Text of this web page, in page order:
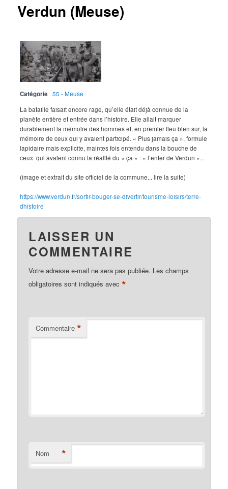
Verdun (Meuse)
Catégorie
55 - Meuse
La bataille faisait encore rage, qu’elle était déjà connue de la
planète entière et entrée dans l’histoire. Elle allait marquer
durablement la mémoire des hommes et, en premier lieu bien sûr, la
mémoire de ceux qui y avaient participé. « Plus jamais ça », formule
lapidaire mais explicite, maintes fois entendu dans la bouche de
ceux qui avaient connu la réalité du « ça » : « l’enfer de Verdun »...
(image et extrait du site officiel de la commune... lire la suite)
https://www.verdun.fr/sortir-bouger-se-divertir/tourisme-loisirs/terre-
dhistoire
LAISSER UN
COMMENTAIRE
Votre adresse e-mail ne sera pas publiée. Les champs
obligatoires sont indiqués avec*
Commentaire *
Nom *